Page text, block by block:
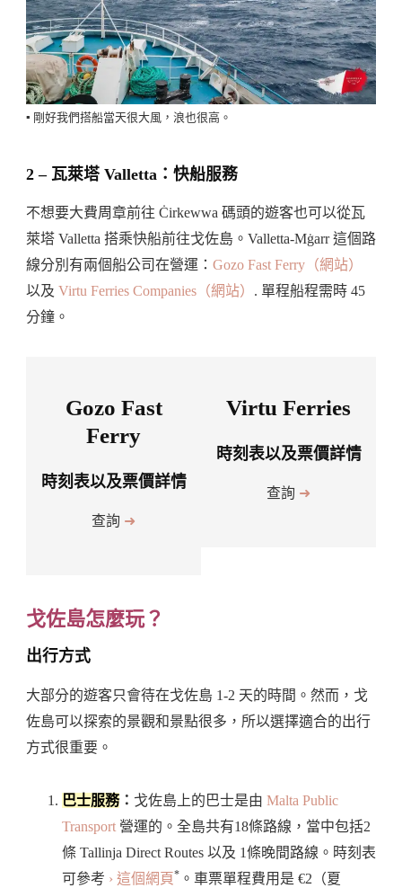
▪️ 剛好我們搭船當天很大風，浪也很高。
2 – 瓦萊塔 Valletta：快船服務
不想要大費周章前往 Ċirkewwa 碼頭的遊客也可以從瓦
萊塔 Valletta 搭乘快船前往戈佐島。Valletta-Mġarr 這個路
線分別有兩個船公司在營運： Gozo Fast Ferry（網站）
以及 Virtu Ferries Companies（網站） . 單程船程需時 45
分鐘。
Gozo Fast
Ferry
時刻表以及票價詳情
查詢 ➜
Virtu Ferries
時刻表以及票價詳情
查詢 ➜
戈佐島怎麼玩？
出行方式
大部分的遊客只會待在戈佐島 1-2 天的時間。然而，戈
佐島可以探索的景觀和景點很多，所以選擇適合的出行
方式很重要。
巴士服務： 戈佐島上的巴士是由 Malta Public
Transport 營運的。全島共有18條路線，當中包括2
條 Tallinja Direct Routes 以及 1條晚間路線。時刻表
可參考 › 這個網頁* 。車票單程費用是 €2（夏